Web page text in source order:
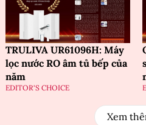
TRULIVA UR61096H: Máy
lọc nước RO âm tủ bếp của
năm
EDITOR'S CHOICE
Xem